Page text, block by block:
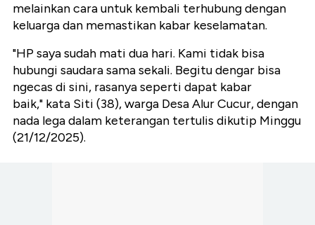
melainkan cara untuk kembali terhubung dengan
keluarga dan memastikan kabar keselamatan.
"HP saya sudah mati dua hari. Kami tidak bisa
hubungi saudara sama sekali. Begitu dengar bisa
ngecas di sini, rasanya seperti dapat kabar
baik," kata Siti (38), warga Desa Alur Cucur, dengan
nada lega dalam keterangan tertulis dikutip Minggu
(21/12/2025).